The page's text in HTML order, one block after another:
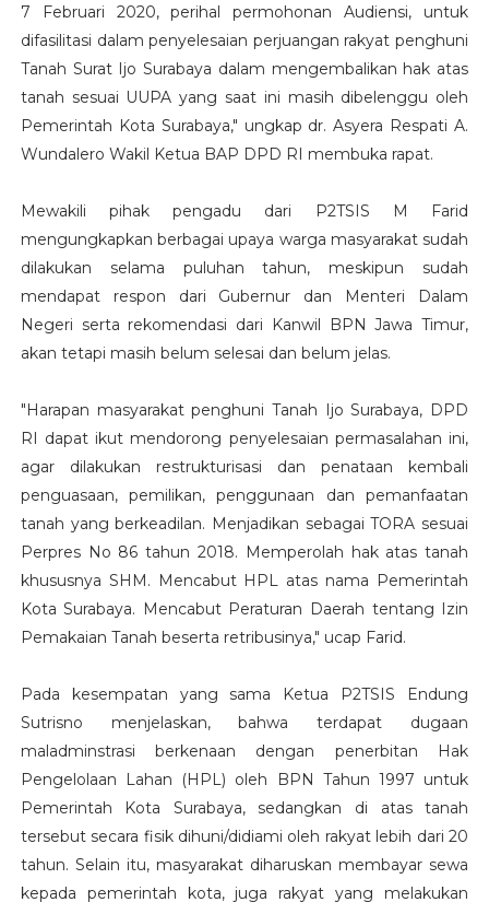
7 Februari 2020, perihal permohonan Audiensi, untuk
difasilitasi dalam penyelesaian perjuangan rakyat penghuni
Tanah Surat Ijo Surabaya dalam mengembalikan hak atas
tanah sesuai UUPA yang saat ini masih dibelenggu oleh
Pemerintah Kota Surabaya," ungkap dr. Asyera Respati A.
Wundalero Wakil Ketua BAP DPD RI membuka rapat.
Mewakili pihak pengadu dari P2TSIS M Farid
mengungkapkan berbagai upaya warga masyarakat sudah
dilakukan selama puluhan tahun, meskipun sudah
mendapat respon dari Gubernur dan Menteri Dalam
Negeri serta rekomendasi dari Kanwil BPN Jawa Timur,
akan tetapi masih belum selesai dan belum jelas.
"Harapan masyarakat penghuni Tanah Ijo Surabaya, DPD
RI dapat ikut mendorong penyelesaian permasalahan ini,
agar dilakukan restrukturisasi dan penataan kembali
penguasaan, pemilikan, penggunaan dan pemanfaatan
tanah yang berkeadilan. Menjadikan sebagai TORA sesuai
Perpres No 86 tahun 2018. Memperolah hak atas tanah
khususnya SHM. Mencabut HPL atas nama Pemerintah
Kota Surabaya. Mencabut Peraturan Daerah tentang Izin
Pemakaian Tanah beserta retribusinya," ucap Farid.
Pada kesempatan yang sama Ketua P2TSIS Endung
Sutrisno menjelaskan, bahwa terdapat dugaan
maladminstrasi berkenaan dengan penerbitan Hak
Pengelolaan Lahan (HPL) oleh BPN Tahun 1997 untuk
Pemerintah Kota Surabaya, sedangkan di atas tanah
tersebut secara fisik dihuni/didiami oleh rakyat lebih dari 20
tahun. Selain itu, masyarakat diharuskan membayar sewa
kepada pemerintah kota, juga rakyat yang melakukan